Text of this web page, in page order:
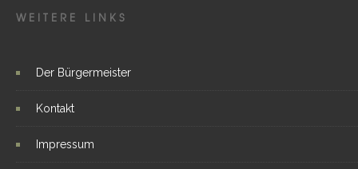
WEITERE LINKS
Der Bürgermeister
Kontakt
Impressum